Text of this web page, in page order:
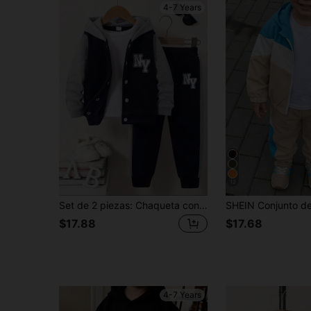
4-7 Years
Set de 2 piezas: Chaqueta con capucha y pantalones de estilo casual con bloques de color y estampado de letras para niño
$17.88
12
$17.68
4-7 Years